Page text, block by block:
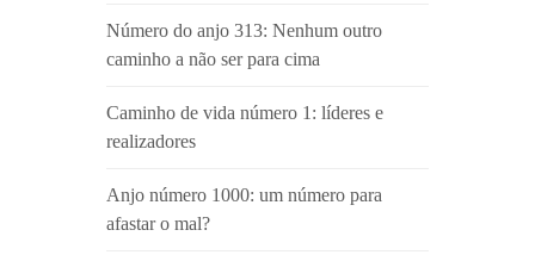
Número do anjo 313: Nenhum outro
caminho a não ser para cima
Caminho de vida número 1: líderes e
realizadores
Anjo número 1000: um número para
afastar o mal?